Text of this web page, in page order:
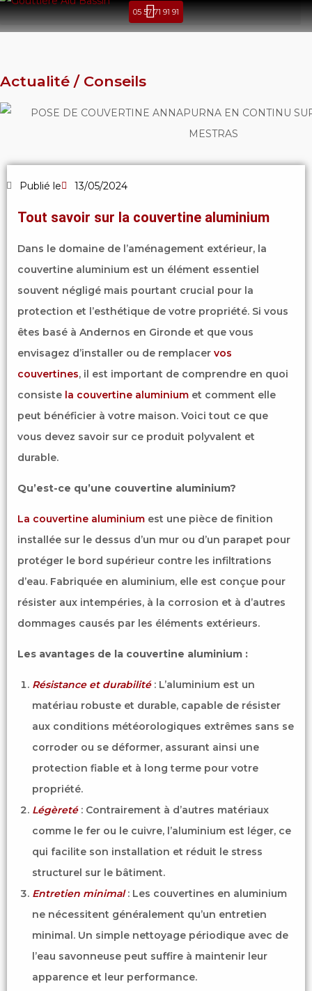
05 57 71 91 91
Actualité / Conseils
Publié le 13/05/2024
Tout savoir sur la couvertine aluminium
Dans le domaine de l’aménagement extérieur, la
couvertine aluminium est un élément essentiel
souvent négligé mais pourtant crucial pour la
protection et l’esthétique de votre propriété. Si vous
êtes basé à Andernos en Gironde et que vous
envisagez d’installer ou de remplacer vos
couvertines, il est important de comprendre en quoi
consiste la couvertine aluminium et comment elle
peut bénéficier à votre maison. Voici tout ce que
vous devez savoir sur ce produit polyvalent et
durable.
Qu’est-ce qu’une couvertine aluminium?
La couvertine aluminium est une pièce de finition
installée sur le dessus d’un mur ou d’un parapet pour
protéger le bord supérieur contre les infiltrations
d’eau. Fabriquée en aluminium, elle est conçue pour
résister aux intempéries, à la corrosion et à d’autres
dommages causés par les éléments extérieurs.
Les avantages de la couvertine aluminium :
Résistance et durabilité : L’aluminium est un
matériau robuste et durable, capable de résister
aux conditions météorologiques extrêmes sans se
corroder ou se déformer, assurant ainsi une
protection fiable et à long terme pour votre
propriété.
Légèreté: Contrairement à d’autres matériaux
comme le fer ou le cuivre, l’aluminium est léger, ce
qui facilite son installation et réduit le stress
structurel sur le bâtiment.
Entretien minimal: Les couvertines en aluminium
ne nécessitent généralement qu’un entretien
minimal. Un simple nettoyage périodique avec de
l’eau savonneuse peut suffire à maintenir leur
apparence et leur performance.